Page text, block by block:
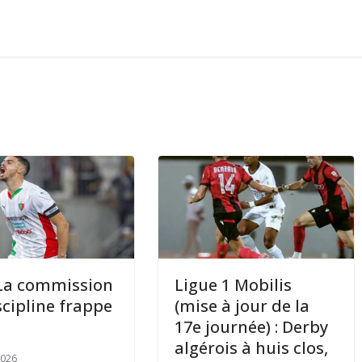
commission
frappe
Ligue 1 Mobilis
(mise à jour de la
17e journée) : Derby
algérois à huis clos,